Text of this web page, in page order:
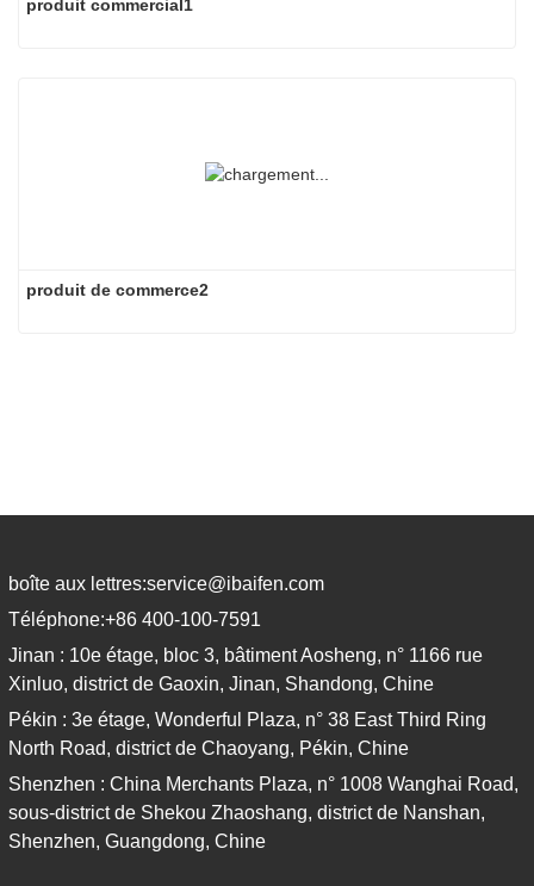
produit commercial1
produit de commerce2
boîte aux lettres:service@ibaifen.com
Téléphone:+86 400-100-7591
Jinan : 10e étage, bloc 3, bâtiment Aosheng, n° 1166 rue
Xinluo, district de Gaoxin, Jinan, Shandong, Chine
Pékin : 3e étage, Wonderful Plaza, n° 38 East Third Ring
North Road, district de Chaoyang, Pékin, Chine
Shenzhen : China Merchants Plaza, n° 1008 Wanghai Road,
sous-district de Shekou Zhaoshang, district de Nanshan,
Shenzhen, Guangdong, Chine